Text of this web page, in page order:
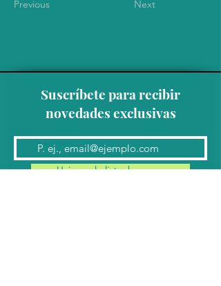
Previous Next
Suscríbete para recibir
novedades exclusivas
Unirse a la lista de correo